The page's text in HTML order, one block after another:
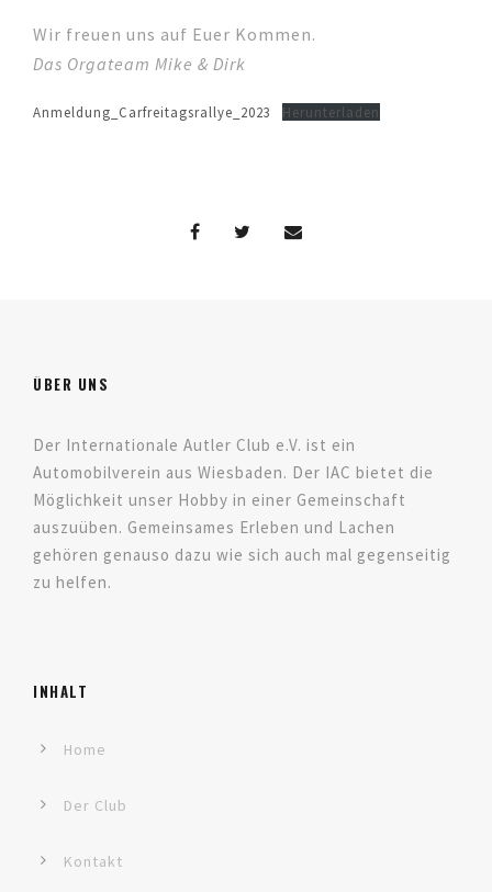
Wir freuen uns auf Euer Kommen.
Das Orgateam Mike & Dirk
Anmeldung_Carfreitagsrallye_2023 Herunterladen
ÜBER UNS
Der Internationale Autler Club e.V. ist ein
Automobilverein aus Wiesbaden. Der IAC bietet die
Möglichkeit unser Hobby in einer Gemeinschaft
auszuüben. Gemeinsames Erleben und Lachen
gehören genauso dazu wie sich auch mal gegenseitig
zu helfen.
INHALT
Home
Der Club
Kontakt